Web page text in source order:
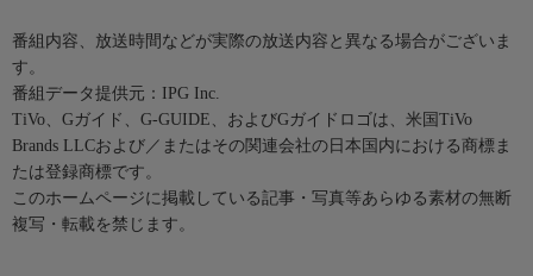
番組内容、放送時間などが実際の放送内容と異なる場合がございま
す。
番組データ提供元：IPG Inc.
TiVo、Gガイド、G-GUIDE、およびGガイドロゴは、米国TiVo
Brands LLCおよび／またはその関連会社の日本国内における商標ま
たは登録商標です。
このホームページに掲載している記事・写真等あらゆる素材の無断
複写・転載を禁じます。